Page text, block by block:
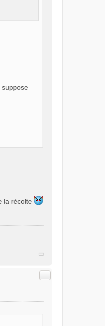
la récolte
Citer